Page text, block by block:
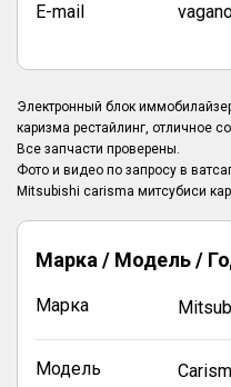
E-mail
Электронный блок
каризма рестайлинг, отличное
Все запчасти проверены.
Фото и видео по запросу в
Марка / Модель /
Марка
Модель